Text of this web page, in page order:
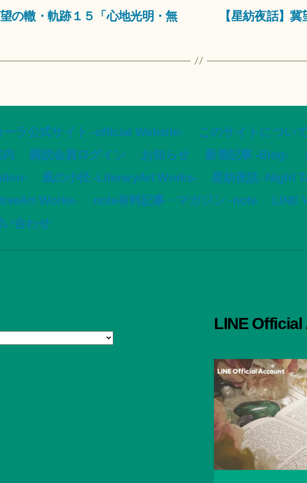
望の轍・軌跡１５「心地光明・無
【星紡夜話】
ラ公式サイト -official Website-
このサイトについ
購読会員ログイン お知らせ 新着記事 -Blog-
風の小径 -LiteraryArt Works-
星紡夜話 -Night
Works-
note有料記事・マガジン -note LINE
合わせ
LINE